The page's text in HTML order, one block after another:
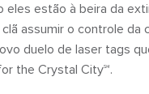
eles estão à beira da
assumir o controle da
duelo de laser tags
the Crystal City℠.